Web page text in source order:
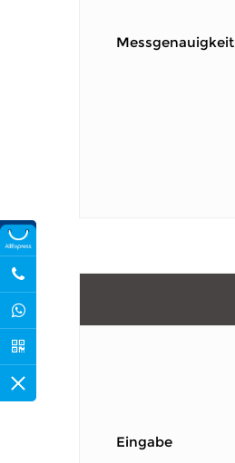
Messgenauigkeit
Eingabe